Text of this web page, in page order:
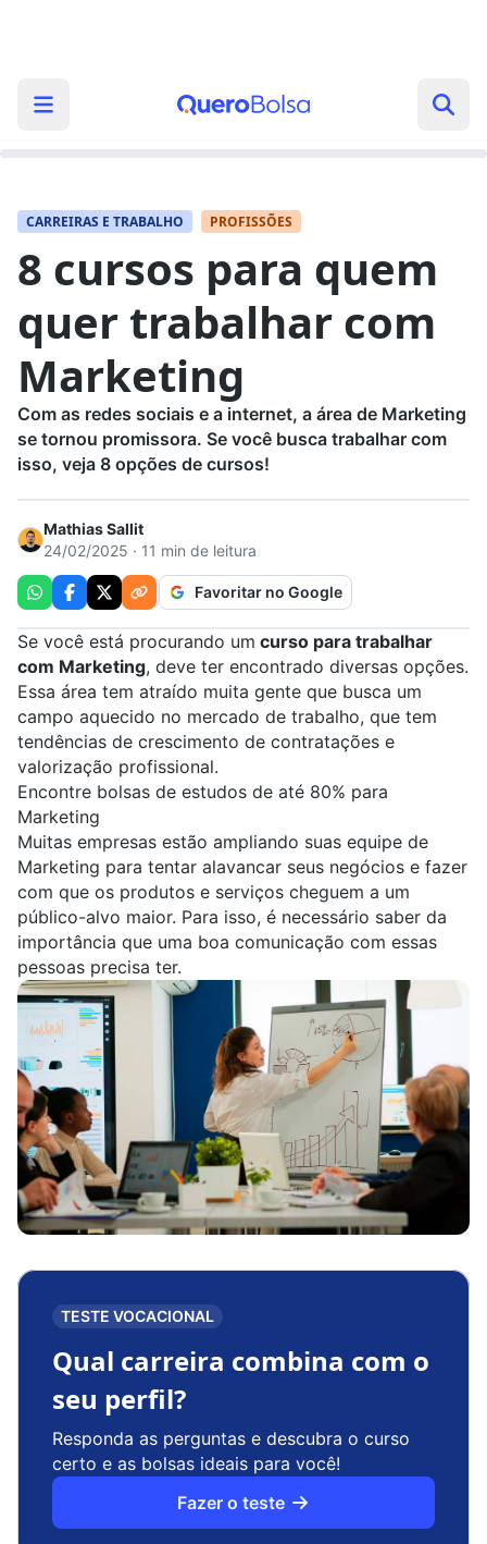
CARREIRAS E TRABALHO PROFISSÕES
8 cursos para quem
quer trabalhar com
Marketing
Com as redes sociais e a internet, a área de Marketing
se tornou promissora. Se você busca trabalhar com
isso, veja 8 opções de cursos!
Mathias Sallit
24/02/2025 · 11 min de leitura
Favoritar no Google
Se você está procurando um curso para trabalhar
com Marketing, deve ter encontrado diversas opções.
Essa área tem atraído muita gente que busca um
campo aquecido no mercado de trabalho, que tem
tendências de crescimento de contratações e
valorização profissional.
Encontre bolsas de estudos de até 80% para
Marketing
Muitas empresas estão ampliando suas equipe de
Marketing para tentar alavancar seus negócios e fazer
com que os produtos e serviços cheguem a um
público-alvo maior. Para isso, é necessário saber da
importância que uma boa comunicação com essas
pessoas precisa ter.
TESTE VOCACIONAL
Qual carreira combina com o
seu perfil?
Responda as perguntas e descubra o curso
certo e as bolsas ideais para você!
Fazer o teste